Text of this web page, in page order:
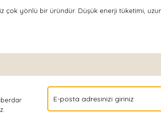
çok yönlü bir üründür. Düşük enerji tüketimi,